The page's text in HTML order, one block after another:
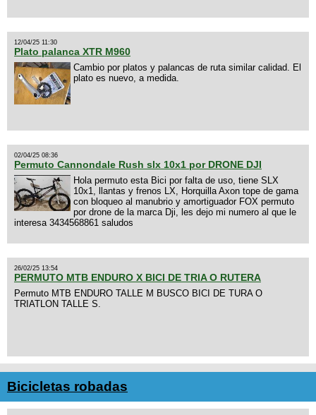
12/04/25 11:30
Plato palanca XTR M960
Cambio por platos y palancas de ruta similar calidad. El
plato es nuevo, a medida.
02/04/25 08:36
Permuto Cannondale Rush slx 10x1 por DRONE DJI
Hola permuto esta Bici por falta de uso, tiene SLX
10x1, llantas y frenos LX, Horquilla Axon tope de gama
con bloqueo al manubrio y amortiguador FOX permuto
por drone de la marca Dji, les dejo mi numero al que le
interesa 3434568861 saludos
26/02/25 13:54
PERMUTO MTB ENDURO X BICI DE TRIA O RUTERA
Permuto MTB ENDURO TALLE M BUSCO BICI DE TURA O
TRIATLON TALLE S.
Bicicletas robadas